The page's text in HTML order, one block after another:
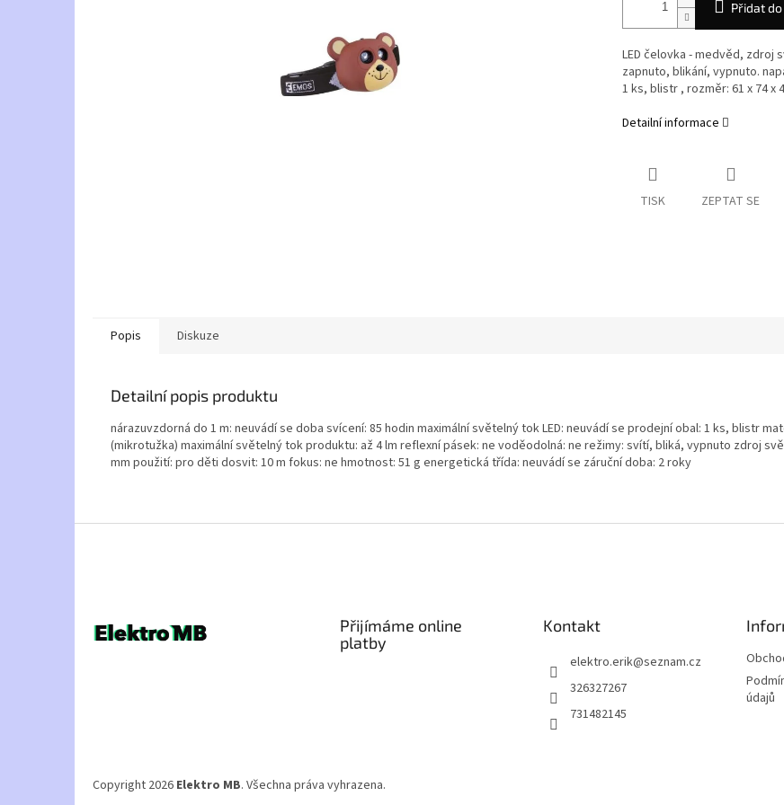
Přidat
LED čelovka - medvěd, zdroj
zapnuto, blikání, vypnuto.
1 ks, blistr , rozměr: 61 x 74 x
Detailní informace
TISK ZEPTAT SE
Popis Diskuze
Detailní popis produktu
nárazuvzdorná do 1 m: neuvádí se doba svícení: 85 hodin maximální světelný tok LED: neuvádí se prodejní obal: 1 ks, blistr
(mikrotužka) maximální světelný tok produktu: až 4 lm reflexní pásek: ne voděodolná: ne režimy: svítí, bliká, vypnuto zdroj
mm použití: pro děti dosvit: 10 m fokus: ne hmotnost: 51 g energetická třída: neuvádí se záruční doba: 2 roky
Přijímáme online
platby
Kontakt
elektro.erik@seznam.cz
326327267
731482145
údajů
Copyright 2026 Elektro MB. Všechna práva vyhrazena.